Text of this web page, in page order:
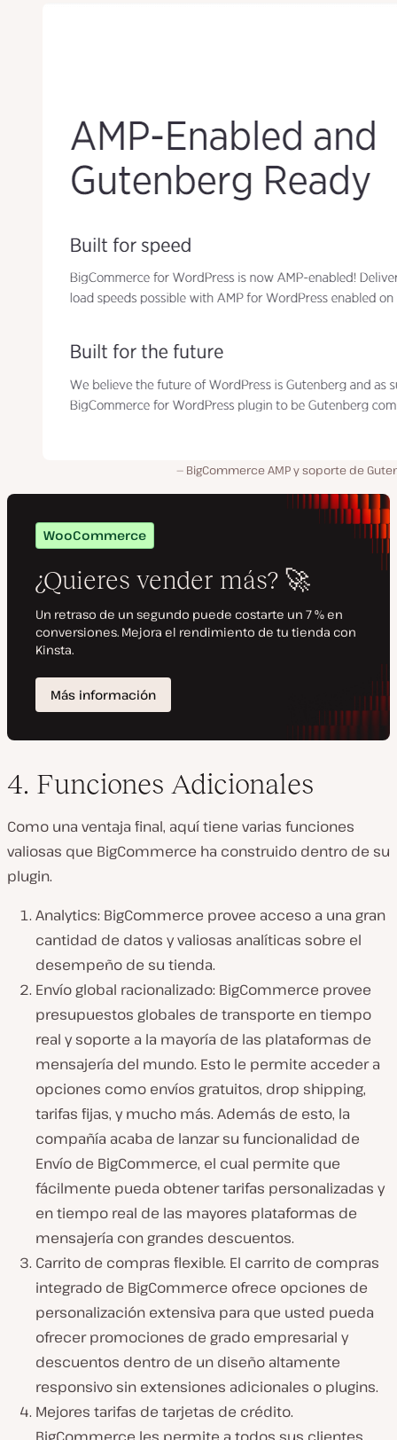
BigCommerce AMP y soporte de
4. Funciones Adicionales
Como una ventaja final, aquí tiene varias funciones
valiosas que BigCommerce ha construido dentro de su
plugin.
Analytics: BigCommerce provee acceso a una gran
cantidad de datos y valiosas analíticas sobre el
desempeño de su tienda.
Envío global racionalizado: BigCommerce provee
presupuestos globales de transporte en tiempo
real y soporte a la mayoría de las plataformas de
mensajería del mundo. Esto le permite acceder a
opciones como envíos gratuitos, drop shipping,
tarifas fijas, y mucho más. Además de esto, la
compañía acaba de lanzar su funcionalidad de
Envío de BigCommerce, el cual permite que
fácilmente pueda obtener tarifas personalizadas y
en tiempo real de las mayores plataformas de
mensajería con grandes descuentos.
Carrito de compras flexible. El carrito de compras
integrado de BigCommerce ofrece opciones de
personalización extensiva para que usted pueda
ofrecer promociones de grado empresarial y
descuentos dentro de un diseño altamente
responsivo sin extensiones adicionales o plugins.
Mejores tarifas de tarjetas de crédito.